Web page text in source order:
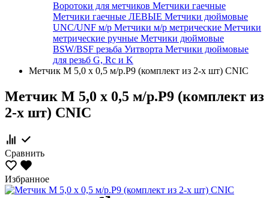
Воротоки для метчиков Метчики гаечные
Метчики гаечные ЛЕВЫЕ Метчики дюймовые
UNC/UNF м/р Метчики м/р метрические Метчики
метрические ручные Метчики дюймовые
BSW/BSF резьба Уитворта Метчики дюймовые
для резьб G, Rc и K
Метчик М 5,0 х 0,5 м/р.Р9 (комплект из 2-х шт) CNIC
Метчик М 5,0 х 0,5 м/р.Р9 (комплект из
2-х шт) CNIC
Сравнить
Избранное